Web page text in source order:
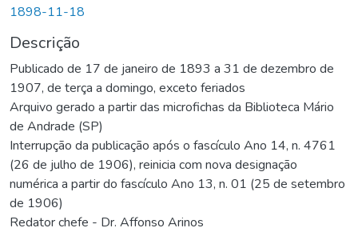
1898-11-18
Descrição
Publicado de 17 de janeiro de 1893 a 31 de dezembro de
1907, de terça a domingo, exceto feriados
Arquivo gerado a partir das microfichas da Biblioteca Mário
de Andrade (SP)
Interrupção da publicação após o fascículo Ano 14, n. 4761
(26 de julho de 1906), reinicia com nova designação
numérica a partir do fascículo Ano 13, n. 01 (25 de setembro
de 1906)
Redator chefe - Dr. Affonso Arinos